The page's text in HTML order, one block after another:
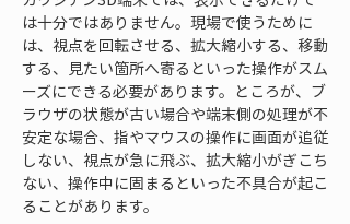
は十分ではありません。現場で使うために
は、視点を回転させる、拡大縮小する、移動
する、見たい箇所へ寄るといった操作がスム
ーズにできる必要があります。ところが、ブ
ラウザの状態が古い場合や端末側の処理が不
安定な場合、指やマウスの操作に画面が追従
しない、視点が急に飛ぶ、拡大縮小がぎこち
ない、操作中に固まるといった不具合が起こ
ることがあります。